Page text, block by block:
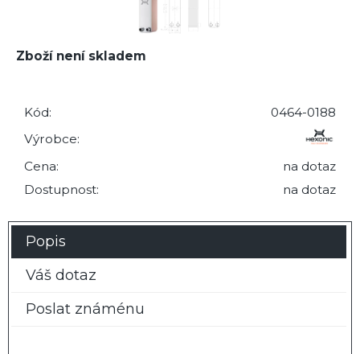
Zboží není skladem
Kód:
0464-0188
Výrobce:
Cena:
na dotaz
Dostupnost:
na dotaz
Popis
Váš dotaz
Poslat známénu